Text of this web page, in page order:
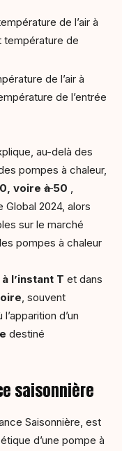
de l’air à
température de
de l’air à
de l’entrée
au-delà des
pompes à chaleur,
voire à50 ,
2024, alors
sur le marché
pompes à chaleur
l’instant T et dans
, souvent
d’un
destiné
saisonnière
Saisonnière, est
d’une pompe à